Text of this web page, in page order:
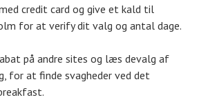
credit card og give et kald til
for at verify dit valg og antal dage.
på andre sites og læs devalg af
for at finde svagheder ved det